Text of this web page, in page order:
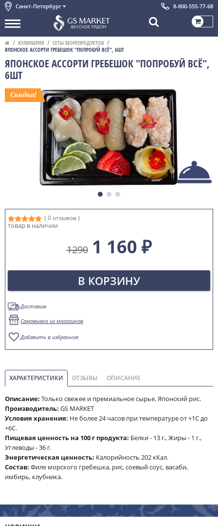
Санкт-Петербург 8-800-555-77-68
КУЛИНАРИЯ
СЕТЫ МОРЕПРОДУКТОВ
ЯПОНСКОЕ АССОРТИ ГРЕБЕШОК "ПОПРОБУЙ ВСЁ", 6ШТ
ЯПОНСКОЕ АССОРТИ ГРЕБЕШОК "ПОПРОБУЙ ВСЁ",
6ШТ
( 0 отзывов )
товар в наличии
1290 1 160 ₽
В КОРЗИНУ
Доставим
Самовывоз из магазинов
Добавить в избранное
ХАРАКТЕРИСТИКИ ОТЗЫВЫ ОПИСАНИЕ
Описание: Только свежее и премиальное сырье. Японский рис.
Производитель: GS MARKET
Условия хранения: Не более 24 часов при температуре от +1С до
+6С.
Пищевая ценность на 100 г продукта: Белки - 13 г., Жиры - 1 г.,
Углеводы - 36 г.
Энергетическая ценность: Калорийность 202 кКал.
Cостав: Филе морского гребешка, рис, соевый соус, васаби,
имбирь, клубника.